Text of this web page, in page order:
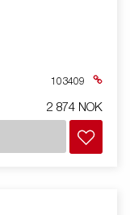
103409
2 874 NOK